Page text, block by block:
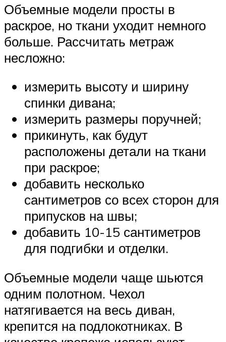
Объемные модели просты в
раскрое, но ткани уходит немного
больше. Рассчитать метраж
несложно:
измерить высоту и ширину
спинки дивана;
измерить размеры поручней;
прикинуть, как будут
расположены детали на ткани
при раскрое;
добавить несколько
сантиметров со всех сторон для
припусков на швы;
добавить 10-15 сантиметров
для подгибки и отделки.
Объемные модели чаще шьются
одним полотном. Чехол
натягивается на весь диван,
крепится на подлокотниках. В